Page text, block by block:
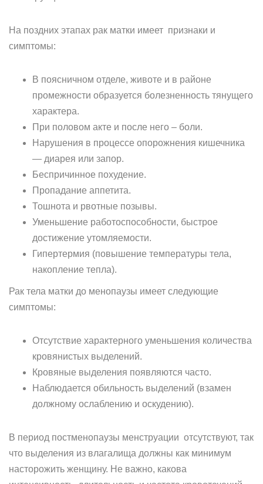
На поздних этапах рак матки имеет признаки и
симптомы:
В поясничном отделе, животе и в районе
промежности образуется болезненность тянущего
характера.
При половом акте и после него – боли.
Нарушения в процессе опорожнения кишечника
— диарея или запор.
Беспричинное похудение.
Пропадание аппетита.
Тошнота и рвотные позывы.
Уменьшение работоспособности, быстрое
достижение утомляемости.
Гипертермия (повышение температуры тела,
накопление тепла).
Рак тела матки до менопаузы имеет следующие
симптомы:
Отсутствие характерного уменьшения количества
кровянистых выделений.
Кровяные выделения появляются часто.
Наблюдается обильность выделений (взамен
должному ослаблению и оскудению).
В период постменопаузы менструации отсутствуют, так
что выделения из влагалища должны как минимум
насторожить женщину. Не важно, какова